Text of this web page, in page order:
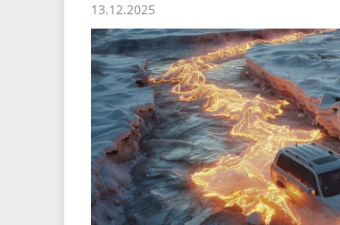
Песни о городе
Градостроительная деятельность
условий труда
Координационные и совещательные
органы
Результаты проверок
13.12.2025